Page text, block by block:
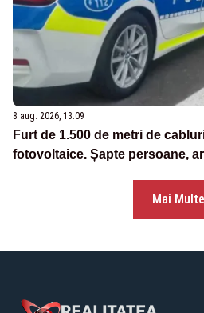
8 aug. 2026, 13:09
Furt de 1.500 de metri de
fotovoltaice. Șapte persoane,
Mai Multe